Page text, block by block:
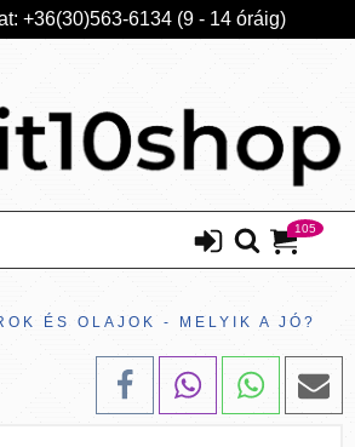
+36(30)563-6134 (9 - 14 óráig)
105
ÉS OLAJOK - MELYIK A JÓ?